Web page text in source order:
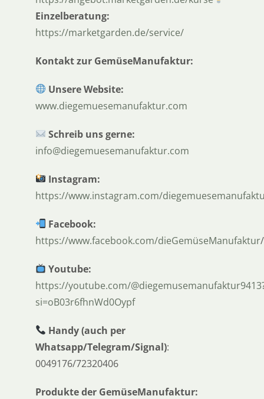
Einzelberatung:
⁠⁠⁠⁠⁠⁠⁠⁠https://marketgarden.de/service/⁠⁠⁠⁠⁠⁠⁠⁠
Kontakt zur GemüseManufaktur:
Unsere Website:
⁠⁠⁠⁠⁠⁠⁠⁠www.diegemuesemanufaktur.com⁠⁠⁠⁠⁠⁠⁠⁠
Schreib uns gerne:
⁠⁠⁠⁠⁠⁠⁠⁠info@diegemuesemanufaktur.com⁠⁠⁠⁠⁠⁠⁠⁠
Instagram:
⁠⁠⁠⁠⁠⁠⁠⁠https://www.instagram.com/
Facebook:
⁠⁠⁠⁠⁠⁠⁠⁠https://www.facebook.com/dieGemüseManufaktur⁠⁠⁠⁠⁠⁠⁠⁠/
Youtube:
⁠⁠⁠⁠⁠⁠⁠⁠https://youtube.com/
si=oB03r6fhnWd0Oypf⁠⁠⁠⁠⁠⁠⁠⁠
Handy(auch per
Whatsapp/Telegram/Signal):
0049176/72320406
Produkte der GemüseManufaktur: